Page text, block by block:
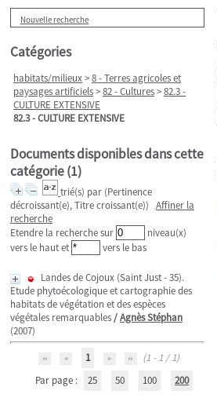
Nouvelle recherche
Catégories
habitats/milieux>8 - Terres agricoles et
paysages artificiels>82 - Cultures>82.3 -
CULTURE EXTENSIVE
82.3 - CULTURE EXTENSIVE
Documents disponibles dans cette
catégorie (1)
trié(s) par (Pertinence
décroissant(e), Titre croissant(e)) Affiner la
recherche
Etendre la recherche sur
niveau(x)
vers le haut et
vers le bas
Landes de Cojoux (Saint Just - 35).
Etude phytoécologique et cartographie des
habitats de végétation et des espèces
végétales remarquables/Agnès Stéphan
(2007)
1
(1 - 1 / 1)
Par page :
25 50 100 200